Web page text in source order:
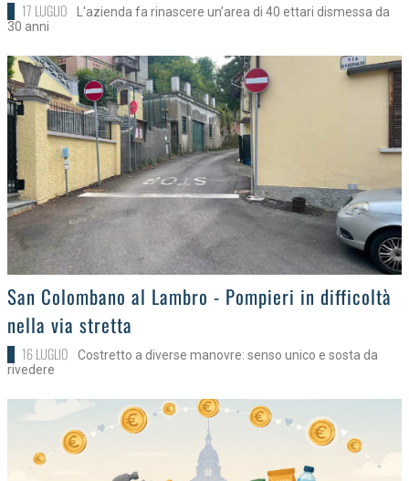
17 LUGLIO
L'azienda fa rinascere un’area di 40 ettari dismessa da
30 anni
>
San Colombano al Lambro - Pompieri in difficoltà
nella via stretta
16 LUGLIO
Costretto a diverse manovre: senso unico e sosta da
rivedere